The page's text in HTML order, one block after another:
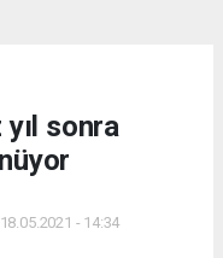
sonra
- 14:34